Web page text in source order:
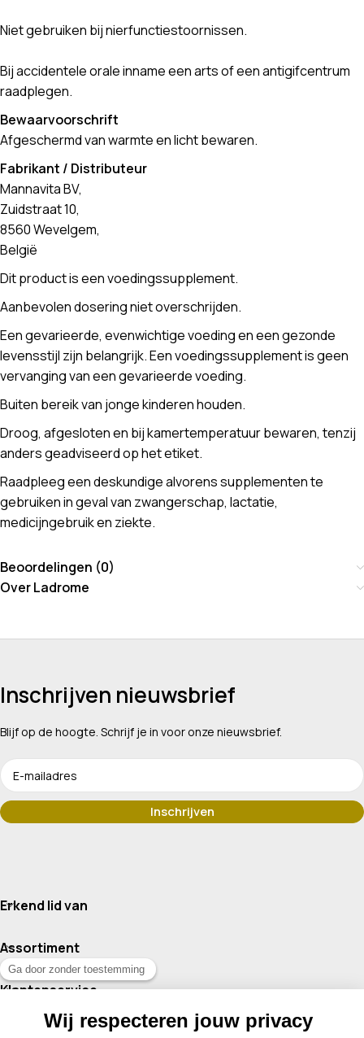
Niet gebruiken bij nierfunctiestoornissen.
Bij accidentele orale inname een arts of een antigifcentrum
raadplegen.
Bewaarvoorschrift
Afgeschermd van warmte en licht bewaren.
Fabrikant / Distributeur
Mannavita BV,
Zuidstraat 10,
8560 Wevelgem,
België
Dit product is een voedingssupplement.
Aanbevolen dosering niet overschrijden.
Een gevarieerde, evenwichtige voeding en een gezonde
levensstijl zijn belangrijk. Een voedingssupplement is geen
vervanging van een gevarieerde voeding.
Buiten bereik van jonge kinderen houden.
Droog, afgesloten en bij kamertemperatuur bewaren, tenzij
anders geadviseerd op het etiket.
Raadpleeg een deskundige alvorens supplementen te
gebruiken in geval van zwangerschap, lactatie,
medicijngebruik en ziekte.
Beoordelingen (0)
Over Ladrome
Inschrijven nieuwsbrief
Blijf op de hoogte. Schrijf je in voor onze nieuwsbrief.
Erkend lid van
Assortiment
Klantenservice
Contact